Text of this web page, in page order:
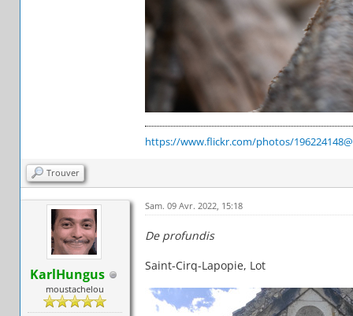
https://www.flickr.com/photos/
Trouver
KarlHungus
moustachelou
Sam. 09 Avr. 2022, 15:18
De profundis
Saint-Cirq-Lapopie, Lot